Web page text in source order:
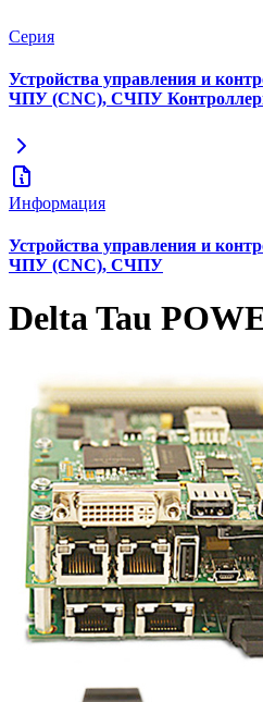
Серия
Устройства управления и
ЧПУ (CNC), СЧПУ
Информация
Устройства управления и
ЧПУ (CNC), СЧПУ
Delta Tau